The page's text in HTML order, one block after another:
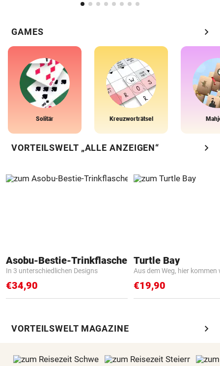
GAMES chevron_right
Solitär Kreuzworträtsel
VORTEILSWELT „ALLE ANZEIGEN“ chevron_right
Asobu-Bestie-Trinkflasche
In 3 unterschiedlichen Designs
€34,90
Turtle Bay
Aus dem Weg, hier kommen
€19,90
VORTEILSWELT MAGAZINE chevron_right